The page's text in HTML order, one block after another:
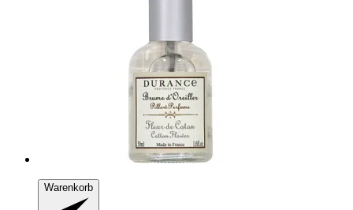
Warenkorb